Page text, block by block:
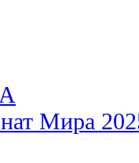
Мира